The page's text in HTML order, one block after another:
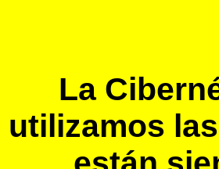
La
utilizamos